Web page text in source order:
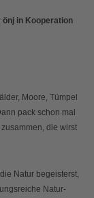
önj in Kooperation
Moore, Tümpel
pack schon mal
die wirst
Natur begeisterst,
Natur-